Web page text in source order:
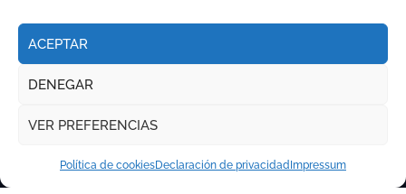
ACEPTAR
DENEGAR
VER PREFERENCIAS
Política de cookiesDeclaración de privacidad Impressum